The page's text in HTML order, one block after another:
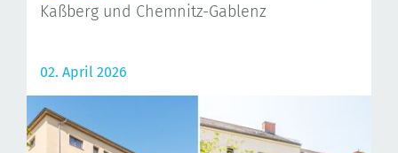
Kaßberg und Chemnitz-Gablenz
02. April 2026